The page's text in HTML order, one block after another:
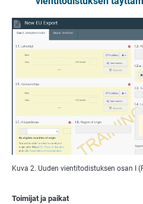
Kuva 2. Uuden vientitodistuksen osan I
Toimijat ja paikat